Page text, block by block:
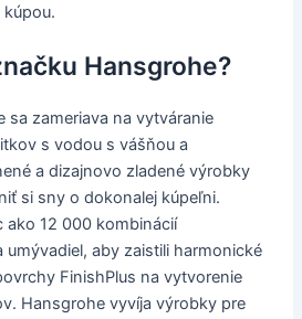
Hansgrohe?
sa zameriava na vytváranie
s vodou s vášňou a
a dizajnovo zladené výrobky
si sny o dokonalej kúpeľni.
ako 12 000 kombinácií
umývadiel, aby zaistili harmonické
FinishPlus na vytvorenie
Hansgrohe vyvíja výrobky pre